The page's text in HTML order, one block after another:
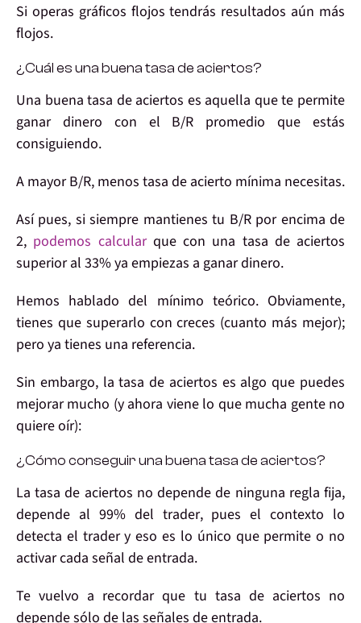
Si operas gráficos flojos tendrás resultados aún más
flojos.
¿Cuál es una buena tasa de aciertos?
Una buena tasa de aciertos es aquella que te permite
ganar dinero con el B/R promedio que estás
consiguiendo.
A mayor B/R, menos tasa de acierto mínima necesitas.
Así pues, si siempre mantienes tu B/R por encima de
2, podemos calcularque con una tasa de aciertos
superior al 33%ya empiezas a ganar dinero.
Hemos hablado del mínimo teórico. Obviamente,
tienes que superarlo con creces (cuanto más mejor);
pero ya tienes una referencia.
Sin embargo, la tasa de aciertos es algo que puedes
mejorar mucho (y ahora viene lo que mucha gente no
quiere oír):
¿Cómo conseguir una buena tasa de aciertos?
Latasa de aciertos no depende de ninguna regla fija,
depende al 99% del trader, puesel contexto lo
detecta el tradery eso es lo único que permite o no
activar cada señal de entrada.
Te vuelvo a recordar que tu tasa de aciertos no
depende sólo de las señales de entrada.